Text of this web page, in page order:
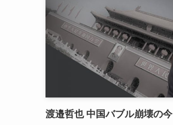
渡邉哲也 中国バブル崩壊の今